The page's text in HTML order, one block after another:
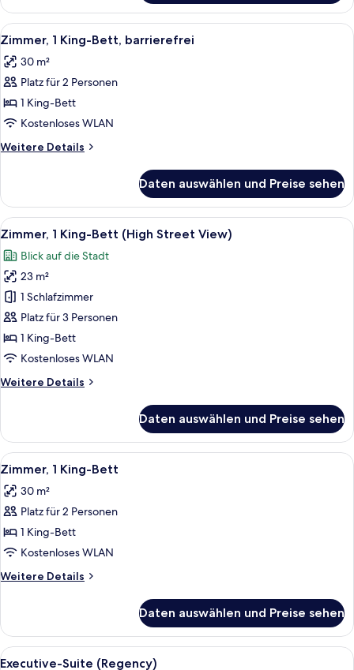
Zimmer,
1 King-
Bett,
Alle
Fotos
für
Zimmer,
1 King-
Bett,
barrierefrei
anzeigen
Ein Hotelzimmer mit einem Bett,
4
Zimmer, 1 King-Bett, barrierefrei
30 m²
Platz für 2 Personen
1 King-Bett
Kostenloses WLAN
Weitere Details
Weitere
1 King-
Bett,
barrierefrei
Daten auswählen und Preise sehen
Alle
Fotos
für
Zimmer,
1 King-
Bett
(High
Street
anzeigen
Ein Hotelzimmer mit einem großen
6
Zimmer, 1 King-Bett (High Street View)
Blick auf die Stadt
23 m²
1 Schlafzimmer
Platz für 3 Personen
1 King-Bett
Kostenloses WLAN
Weitere Details
Weitere
1 King-
Bett
(High
View)
Daten auswählen und Preise sehen
Alle
Fotos
für
Zimmer,
1 King-
Bett
anzeigen
Ein modernes Wohnzimmer mit
6
Zimmer, 1 King-Bett
30 m²
Platz für 2 Personen
1 King-Bett
Kostenloses WLAN
Weitere Details
Weitere
1 King-
Bett
Daten auswählen und Preise sehen
Alle
Ein Zimmer mit Fenster, Stuhl, Tisch
14
Executive-Suite (Regency)